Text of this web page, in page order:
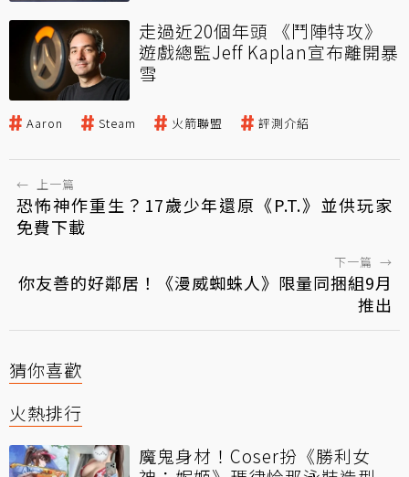
走過近20個年頭 《鬥陣特攻》
遊戲總監Jeff Kaplan宣布離開暴
雪
Aaron Steam 火箭聯盟 評測介紹
← 上一篇
恐怖神作重生？17歲少年還原《P.T.》並供玩家
免費下載
下一篇 →
你友善的好鄰居！《漫威蜘蛛人》限量同捆組9月
推出
猜你喜歡
火熱排行
魔鬼身材！Coser扮《勝利女